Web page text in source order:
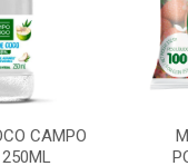
CAMPO